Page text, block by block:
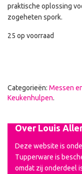
praktische oplossing
zogeheten spork.
25 op voorraad
Categorieën: Messen
Keukenhulpen.
Over Louis
Deze website is
Tupperware is
omdat zij onderdeel